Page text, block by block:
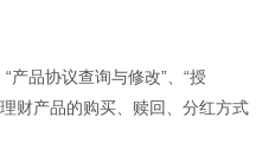
产品协议查询与修改”、“授
财产品的购买、赎回、分红方式